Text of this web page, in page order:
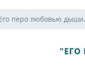
перо любовью
"ЕГО